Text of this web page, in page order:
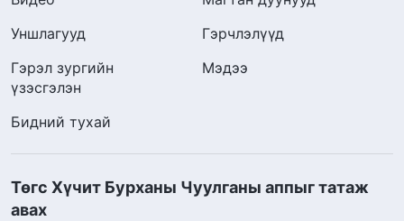
Уншлагууд
Гэрчлэлүүд
Гэрэл зургийн
үзэсгэлэн
Мэдээ
Бидний тухай
Төгс Хүчит Бурханы Чуулганы аппыг татаж
авах